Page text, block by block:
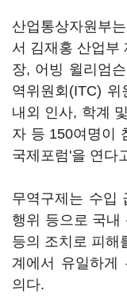
산업통상자원부
서 김재홍 산업부
장, 어빙 윌리엄
역위원회(ITC)
내외 인사, 학계
자 등 150여명이
국제포럼'을 연다
무역구제는 수입
행위 등으로 국내
등의 조치로 피해
계에서 유일하게
의다.